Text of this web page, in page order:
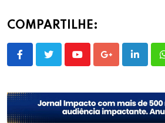
COMPARTILHE:
YoutubeGoogle+